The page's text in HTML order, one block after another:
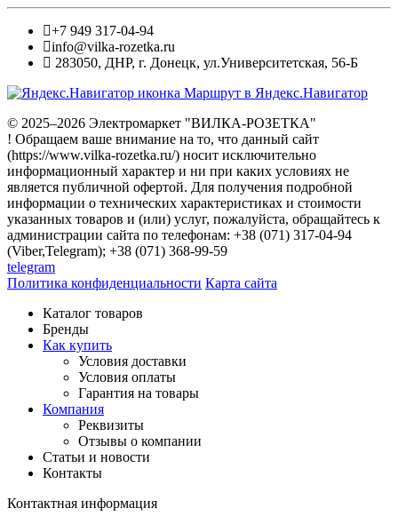
+7 949 317-04-94
info@vilka-rozetka.ru
283050, ДНР, г. Донецк, ул.Университетская, 56-Б
Маршрут в Яндекс.Навигатор
© 2025–2026 Электромаркет "ВИЛКА-РОЗЕТКА"
! Обращаем ваше внимание на то, что данный сайт
(https://www.vilka-rozetka.ru/) носит исключительно
информационный характер и ни при каких условиях не
является публичной офертой. Для получения подробной
информации о технических характеристиках и стоимости
указанных товаров и (или) услуг, пожалуйста, обращайтесь к
администрации сайта по телефонам: +38 (071) 317-04-94
(Viber,Telegram); +38 (071) 368-99-59
telegram
Политика конфиденциальности Карта сайта
Каталог товаров
Бренды
Как купить
Условия доставки
Условия оплаты
Гарантия на товары
Компания
Реквизиты
Отзывы о компании
Статьи и новости
Контакты
Контактная информация